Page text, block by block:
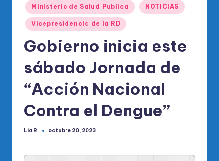
al
el
Publicado
en
Ministerio de Salud Publica NOTICIAS
Vicepresidencia de la RD
Gobierno inicia este
sábado Jornada de
“Acción Nacional
Contra el Dengue”
Publicado
Lia R. octubre 20, 2023